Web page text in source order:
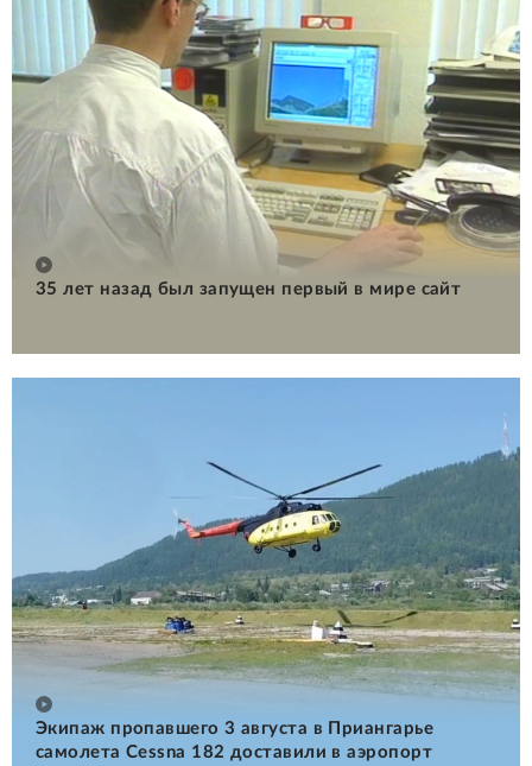
35 лет назад был запущен первый в мире сайт
Экипаж пропавшего 3 августа в Приангарье
самолета Cessna 182 доставили в аэропорт